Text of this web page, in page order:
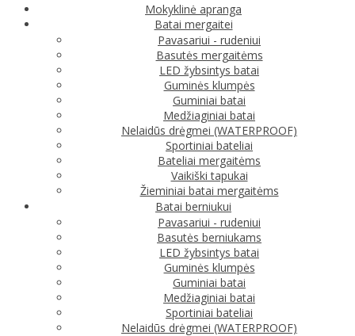
Mokyklinė apranga
Batai mergaitei
Pavasariui - rudeniui
Basutės mergaitėms
LED žybsintys batai
Guminės klumpės
Guminiai batai
Medžiaginiai batai
Nelaidūs drėgmei (WATERPROOF)
Sportiniai bateliai
Bateliai mergaitėms
Vaikiški tapukai
Žieminiai batai mergaitėms
Batai berniukui
Pavasariui - rudeniui
Basutės berniukams
LED žybsintys batai
Guminės klumpės
Guminiai batai
Medžiaginiai batai
Sportiniai bateliai
Nelaidūs drėgmei (WATERPROOF)